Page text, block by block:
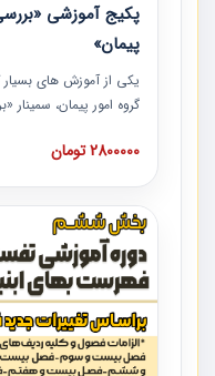
پکیج آموزشی
پیمان»
یکی از آموزش‏‏‏‏‏‏ های بسیار
گروه امور پیمان،
است که در دانشگاه
نکات کلیدی مربوط به
پیمان به همراه
2800000 تومان